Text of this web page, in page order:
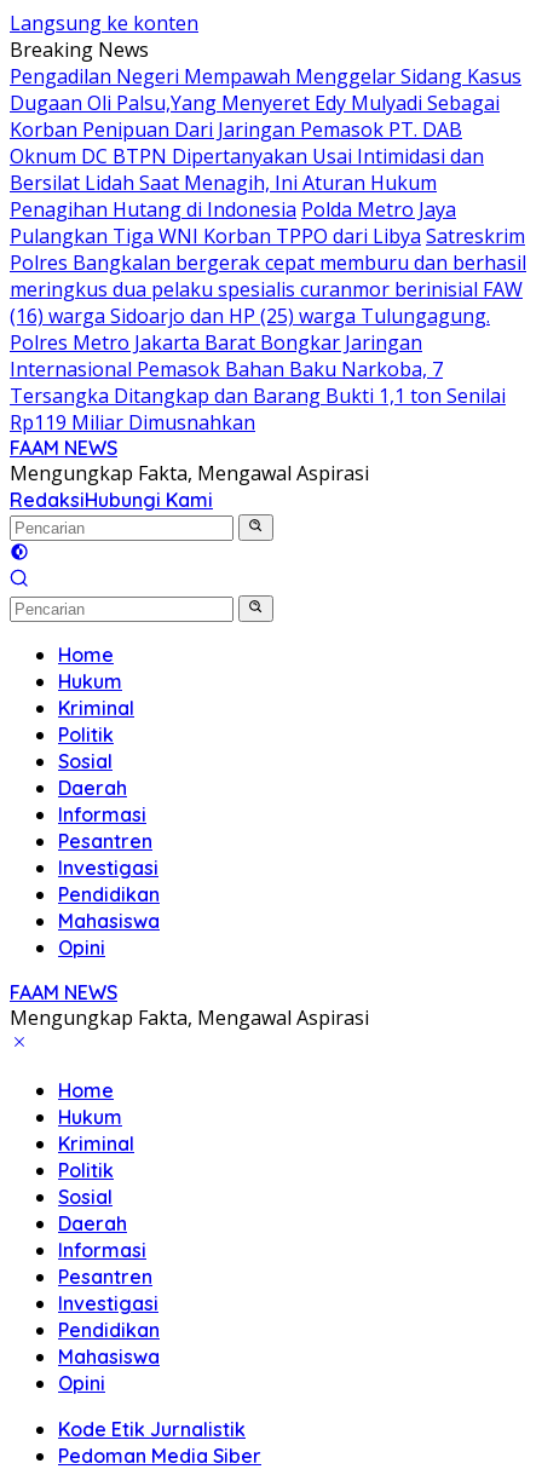
Langsung ke konten
Breaking News
Pengadilan Negeri Mempawah Menggelar Sidang Kasus
Dugaan Oli Palsu,Yang Menyeret Edy Mulyadi Sebagai
Korban Penipuan Dari Jaringan Pemasok PT. DAB
Oknum DC BTPN Dipertanyakan Usai Intimidasi dan
Bersilat Lidah Saat Menagih, Ini Aturan Hukum
Penagihan Hutang di Indonesia Polda Metro Jaya
Pulangkan Tiga WNI Korban TPPO dari Libya Satreskrim
Polres Bangkalan bergerak cepat memburu dan berhasil
meringkus dua pelaku spesialis curanmor berinisial FAW
(16) warga Sidoarjo dan HP (25) warga Tulungagung.
Polres Metro Jakarta Barat Bongkar Jaringan
Internasional Pemasok Bahan Baku Narkoba, 7
Tersangka Ditangkap dan Barang Bukti 1,1 ton Senilai
Rp119 Miliar Dimusnahkan
FAAM NEWS
Mengungkap Fakta, Mengawal Aspirasi
RedaksiHubungi Kami
Home
Hukum
Kriminal
Politik
Sosial
Daerah
Informasi
Pesantren
Investigasi
Pendidikan
Mahasiswa
Opini
FAAM NEWS
Mengungkap Fakta, Mengawal Aspirasi
Home
Hukum
Kriminal
Politik
Sosial
Daerah
Informasi
Pesantren
Investigasi
Pendidikan
Mahasiswa
Opini
Kode Etik Jurnalistik
Pedoman Media Siber